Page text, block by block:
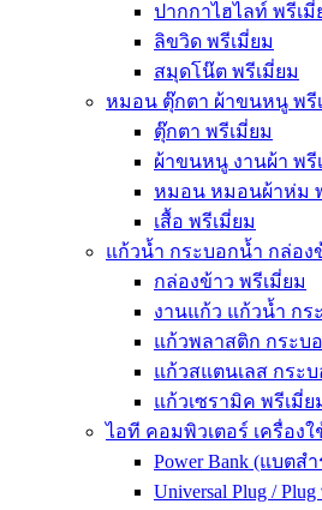
ปากกาไฮไลท์ พรีเมี่
ลิขวิด พรีเมี่ยม
สมุดโน๊ต พรีเมี่ยม
หมอน ตุ๊กตา ผ้าขนหนู พรี
ตุ๊กตา พรีเมี่ยม
ผ้าขนหนู งานผ้า พรี
หมอน หมอนผ้าห่ม
เสื้อ พรีเมี่ยม
แก้วน้ำ กระบอกน้ำ กล่อง
กล่องข้าว พรีเมี่ยม
งานแก้ว แก้วน้ำ กร
แก้วพลาสติก กระบ
แก้วสแตนเลส กระ
แก้วเซรามิค พรีเมี่ย
ไอที คอมพิวเตอร์ เครื่อง
Power Bank (แบตส
Universal Plug /